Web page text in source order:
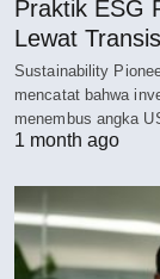
Praktik ESG
Lewat
Sustainability
mencatat bahwa
menembus angka
1 month ago